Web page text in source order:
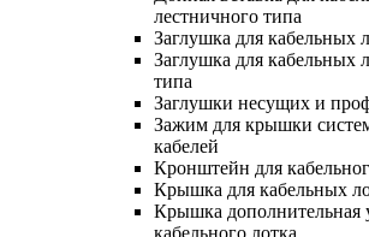
лестничного типа
Заглушка для кабельных
Заглушка для кабельных
типа
Заглушки несущих и
Зажим для крышки
кабелей
Кронштейн для
Крышка для кабельных
Крышка дополнительная
кабельного лотка